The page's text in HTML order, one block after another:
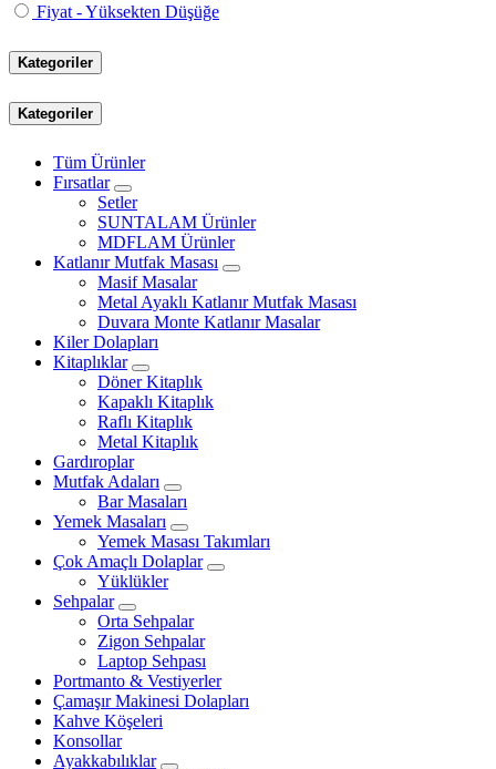
Fiyat - Yüksekten Düşüğe
Kategoriler
Kategoriler
Tüm Ürünler
Fırsatlar
Setler
SUNTALAM Ürünler
MDFLAM Ürünler
Katlanır Mutfak Masası
Masif Masalar
Metal Ayaklı Katlanır Mutfak Masası
Duvara Monte Katlanır Masalar
Kiler Dolapları
Kitaplıklar
Döner Kitaplık
Kapaklı Kitaplık
Raflı Kitaplık
Metal Kitaplık
Gardıroplar
Mutfak Adaları
Bar Masaları
Yemek Masaları
Yemek Masası Takımları
Çok Amaçlı Dolaplar
Yüklükler
Sehpalar
Orta Sehpalar
Zigon Sehpalar
Laptop Sehpası
Portmanto & Vestiyerler
Çamaşır Makinesi Dolapları
Kahve Köşeleri
Konsollar
Ayakkabılıklar